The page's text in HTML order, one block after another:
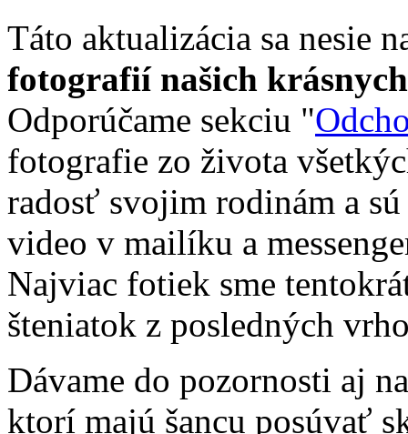
Táto aktualizácia sa nesie
fotografií našich
Odporúčame sekciu "
fotografie zo života
radosť svojim rodinám a
video v mailíku a
Najviac fotiek sme
šteniatok z posledných
Dávame do pozornosti aj
ktorí majú šancu posúvať